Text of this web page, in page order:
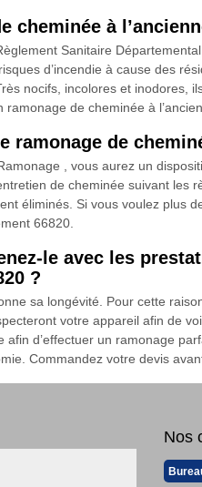
cheminée à
Sanitaire
d’incendie à cause des
nocifs, incolores et inodores,
de cheminée à
ramonage de
, vous aurez un
de cheminée suivant les
éliminés. Si vous voulez plus
66820.
le avec les
?
sa longévité. Pour cette
votre appareil afin de
d’effectuer un ramonage
Commandez votre devis
Nos